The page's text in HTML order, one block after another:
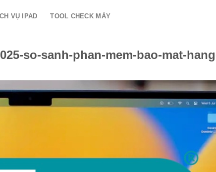
VỤ IPAD TOOL CHECK MÁY
so-sanh-phan-mem-bao-mat-